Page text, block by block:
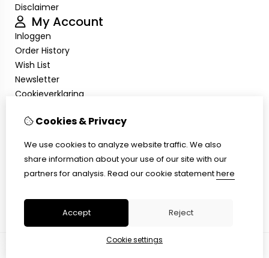
Disclaimer
My Account
Inloggen
Order History
Wish List
Newsletter
Cookieverklaring
Customer Service
Returns
Site Map
Cookieverklaring
Cookies & Privacy
We use cookies to analyze website traffic. We also
share information about your use of our site with our
partners for analysis. Read our cookie statementhere
Accept Reject
Cookie settings